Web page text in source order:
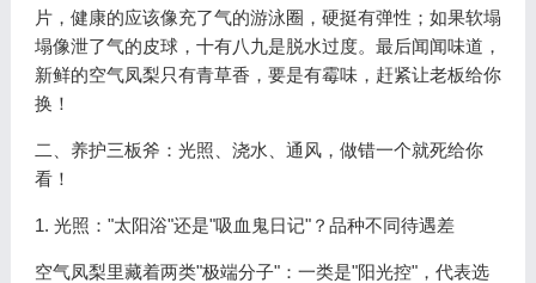
片，健康的应该像充了气的游泳圈，硬挺有弹性；如果软塌
塌像泄了气的皮球，十有八九是脱水过度。最后闻闻味道，
新鲜的空气凤梨只有青草香，要是有霉味，赶紧让老板给你
换！
二、养护三板斧：光照、浇水、通风，做错一个就死给你
看！
1. 光照："太阳浴"还是"吸血鬼日记"？品种不同待遇差
空气凤梨里藏着两类"极端分子"：一类是"阳光控"，代表选